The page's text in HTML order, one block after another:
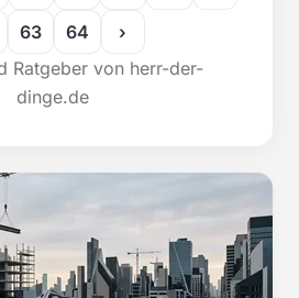
63 64
›
Ratgeber von herr-der-
dinge.de